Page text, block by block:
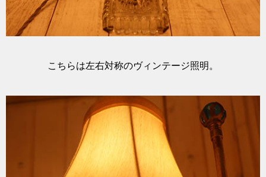
こちらは左右対称のヴィンテージ照明。